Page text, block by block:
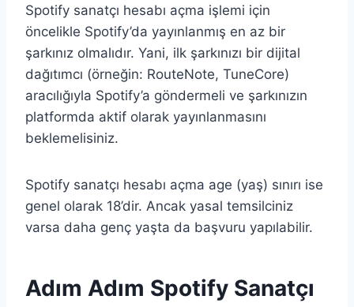
Spotify sanatçı hesabı açma işlemi için
öncelikle Spotify’da yayınlanmış en az bir
şarkınız olmalıdır. Yani, ilk şarkınızı bir dijital
dağıtımcı (örneğin: RouteNote, TuneCore)
aracılığıyla Spotify’a göndermeli ve şarkınızın
platformda aktif olarak yayınlanmasını
beklemelisiniz.
Spotify sanatçı hesabı açma age (yaş) sınırı ise
genel olarak 18’dir. Ancak yasal temsilciniz
varsa daha genç yaşta da başvuru yapılabilir.
Adım Adım Spotify Sanatçı